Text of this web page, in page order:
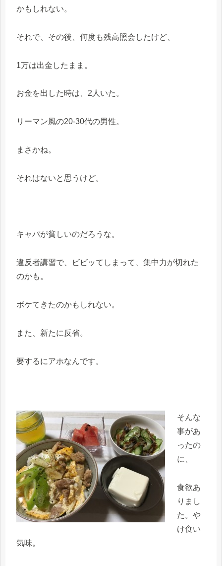
かもしれない。
それで、その後、何度も残高照会したけど、
1万は出金したまま。
お金を出した時は、2人いた。
リーマン風の20-30代の男性。
まさかね。
それはないと思うけど。
キャパが貧しいのだろうな。
違反者講習で、ビビッてしまって、集中力が切れた
のかも。
ボケてきたのかもしれない。
また、新たに反省。
要するにアホなんです。
そんな
事があ
ったの
に、
食欲あ
りまし
た。や
け食い
気味。